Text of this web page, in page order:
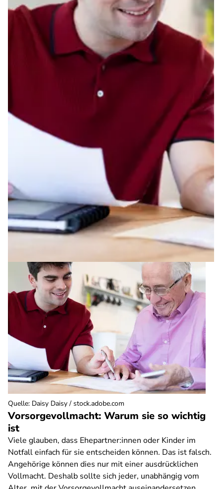
Vorsorgevollmacht: Warum sie so wichtig
ist
Viele glauben, dass Ehepartner:innen oder Kinder im
Notfall einfach für sie entscheiden können. Das ist falsch.
Angehörige können dies nur mit einer ausdrücklichen
Vollmacht. Deshalb sollte sich jeder, unabhängig vom
Quelle: Daisy Daisy / stock.adobe.com